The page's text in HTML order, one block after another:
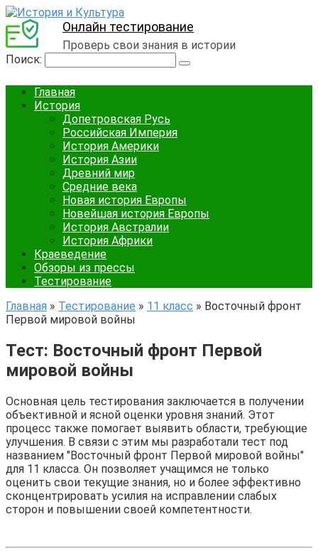
Онлайн тестирование
Проверь свои знания в истории
Поиск:
Главная
История
Допетровская Русь
Российская Империя
История Америки
История Азии
Древний мир
Средние века
Новая история Европы
Новейшая история Европы
История Австралии
История Африки
Краеведение
Обзоры из прессы
Тестирование
Главная » Тестирование » 11 класс » Восточный фронт
Первой мировой войны
Тест: Восточный фронт Первой
мировой войны
Основная цель тестирования заключается в получении
объективной и ясной оценки уровня знаний. Этот
процесс также помогает выявить области, требующие
улучшения. В связи с этим мы разработали тест под
названием "Восточный фронт Первой мировой войны"
для 11 класса. Он позволяет учащимся не только
оценить свои текущие знания, но и более эффективно
сконцентрировать усилия на исправлении слабых
сторон и повышении своей компетентности.